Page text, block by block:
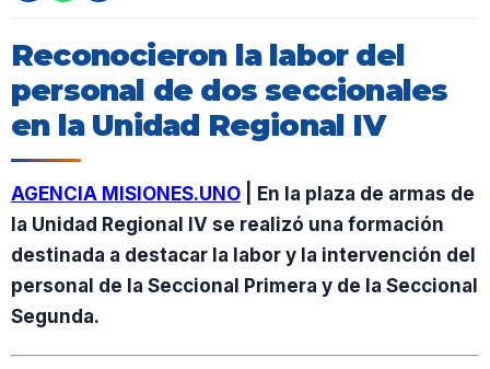
Reconocieron la labor del
personal de dos seccionales
en la Unidad Regional IV
AGENCIA MISIONES.UNO | En la plaza de armas de
la Unidad Regional IV se realizó una formación
destinada a destacar la labor y la intervención del
personal de la Seccional Primera y de la Seccional
Segunda.